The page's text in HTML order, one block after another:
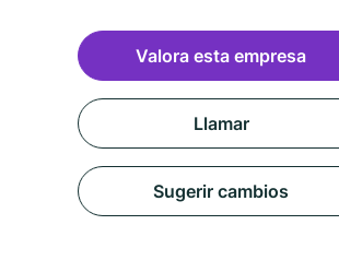
Valora esta empresa
Llamar
Sugerir cambios